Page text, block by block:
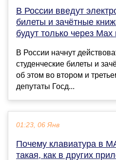
В России введут
билеты и зачётные
будут только через Max
В России начнут
студенческие билеты и
об этом во втором и
депутаты Госд...
01:23, 06 Янв
Почему клавиатура в
такая, как в других